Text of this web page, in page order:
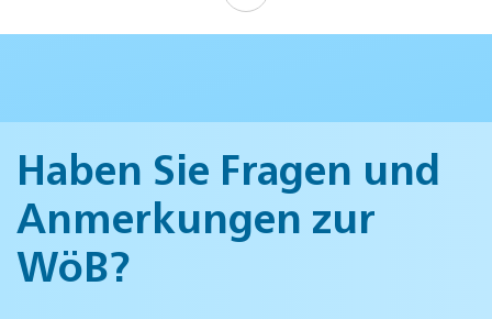
Haben Sie Fragen und
Anmerkungen zur
WöB?